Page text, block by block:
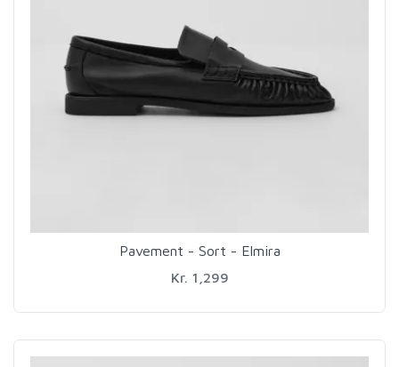
Pavement - Sort - Elmira
Kr. 1,299